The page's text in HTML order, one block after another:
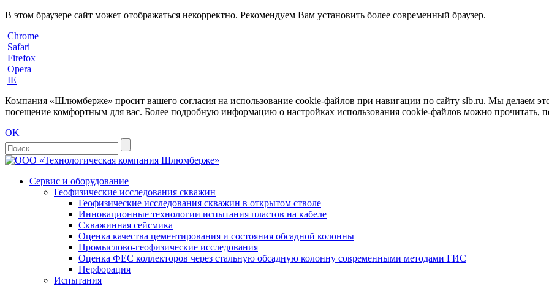
В этом браузере сайт может отображаться некорректно. Рекомендуем Вам установить более современный браузер.
Chrome
Safari
Firefox
Opera
IE
Компания «Шлюмберже» просит вашего согласия на использование cookie-файлов при навигации по сайту slb.ru. Мы делаем
посещение комфортным для вас. Более подробную информацию о настройках использования cookie-файлов можно прочитать,
OK
Сервис и оборудование
Геофизические исследования скважин
Геофизические исследования скважин в открытом стволе
Инновационные технологии испытания пластов на кабеле
Скважинная сейсмика
Оценка качества цементирования и состояния обсадной колонны
Промыслово-геофизические исследования
Оценка ФЕС коллекторов через стальную обсадную колонну современными методами ГИС
Перфорация
Испытания